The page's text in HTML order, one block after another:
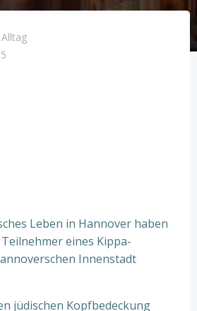
Leben in Hannover haben
eines Kippa-
Innenstadt
jüdischen Kopfbedeckung